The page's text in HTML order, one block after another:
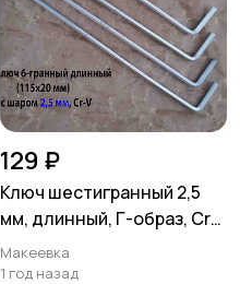
129 ₽
Ключ шестигранный 2,5
мм, длинный, Г-образ, Cr-
V, 115/20 мм, с шаром.
Макеевка
1 год назад